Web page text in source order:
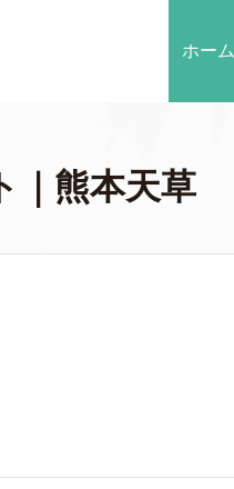
ホーム
｜熊本天草